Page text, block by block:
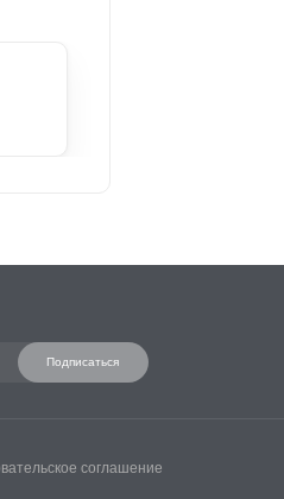
Подписаться
соглашение